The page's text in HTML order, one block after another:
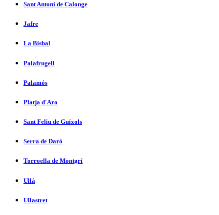
Sant Antoni de Calonge
Jafre
La Bisbal
Palafrugell
Palamós
Platja d'Aro
Sant Feliu de Guíxols
Serra de Daró
Torroella de Montgrí
Ullà
Ullastret